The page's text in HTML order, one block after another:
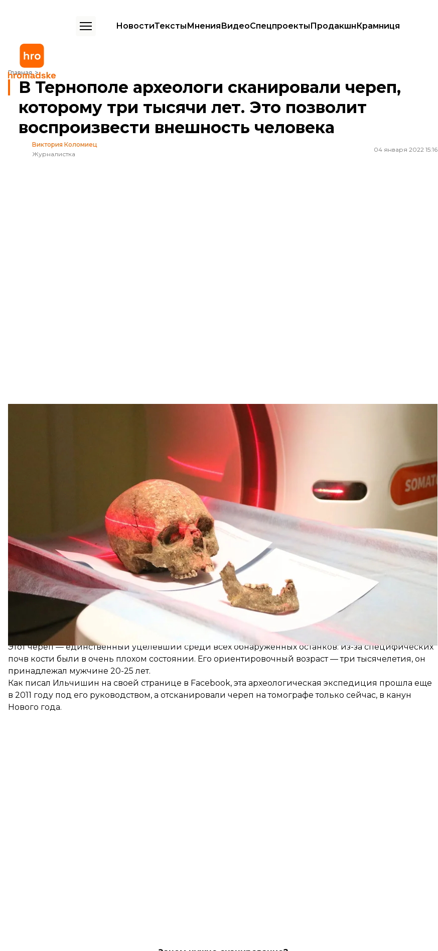
НовостиТекстыМненияВидеоСпецпроектыПродакшнКрамниця
Главная
В Тернополе археологи сканировали череп, которому три тысячи лет. Это позволит воспроизвести внешность человека
В Тернополе археологи сканировали череп,
которому три тысячи лет. Это позволит
воспроизвести внешность человека
Виктория Коломиец
Журналистка
04 января 2022 15:16
Археологи просканировали на томографе в одной из клиник Тернополя человеческий череп,
найденный в Тернопольской области. Возраст черепа оценивают в три тысячелетия. Сканирование
позволит воспроизвести лицо человека, которому он принадлежал.
директор Залозецкого музея, археолог Василий Ильчишин в комментарии
По его словам, более десяти лет назад во время экспедиции Научно-исследовательского центра
«Охранная археологическая служба Украины» Института археологии НАН Украины возле села
Мыльное Залозецкой громады археологи исследовали 44 захоронения Высоцкой культуры.
Этот череп — единственный уцелевший среди всех обнаруженных останков: из-за специфических
почв кости были в очень плохом состоянии. Его ориентировочный возраст — три тысячелетия, он
принадлежал мужчине 20-25 лет.
Как писал Ильчишин на своей странице в Facebook, эта археологическая экспедиция прошла еще
в 2011 году под его руководством, а отсканировали череп на томографе только сейчас, в канун
Нового года.